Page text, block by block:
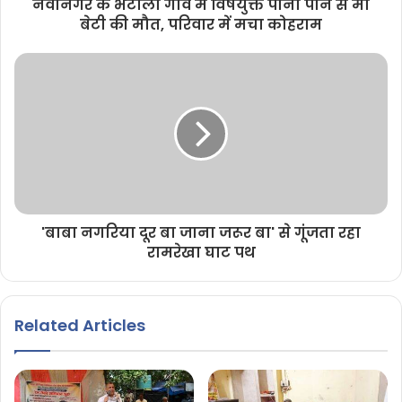
नवानगर के भटौली गांव में विषयुक्त पानी पीने से मां
बेटी की मौत, परिवार में मचा कोहराम
'बाबा नगरिया दूर बा जाना जरूर बा' से गूंजता रहा
रामरेखा घाट पथ
Related Articles